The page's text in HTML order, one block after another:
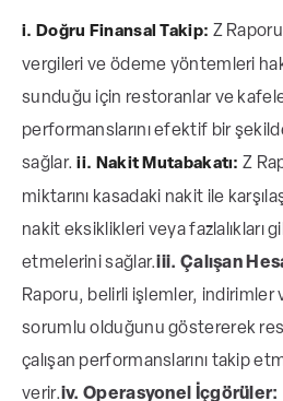
i. Doğru Finansal Takip: Z
vergileri ve ödeme yöntemleri
sunduğu için restoranlar ve
performanslarını efektif bir
sağlar.ii. Nakit Mutabakatı: Z
miktarını kasadaki nakit ile
nakit eksiklikleri veya fazlalıkları
etmelerini sağlar.iii. Çalışan
Raporu, belirli işlemler, indirimler
sorumlu olduğunu göstererek
çalışan performanslarını takip
verir.iv. Operasyonel İçgörüler: